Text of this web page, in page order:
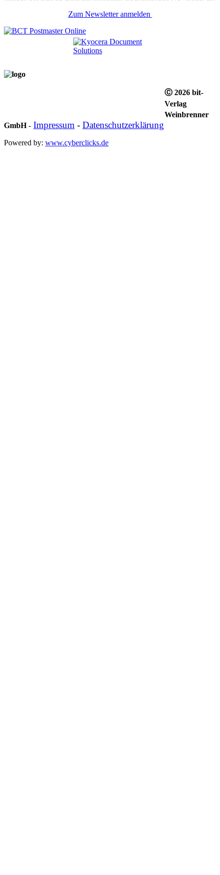
Zum Newsletter anmelden
Ⓒ 2026 bit-
Verlag
Weinbrenner
GmbH- Impressum - Datenschutzerklärung
Powered by: www.cyberclicks.de